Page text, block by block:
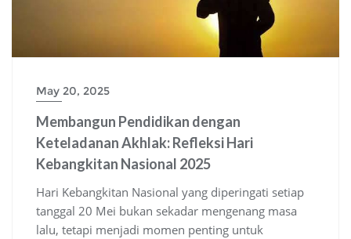
May 20, 2025
Membangun Pendidikan dengan
Keteladanan Akhlak: Refleksi Hari
Kebangkitan Nasional 2025
Hari Kebangkitan Nasional yang diperingati setiap
tanggal 20 Mei bukan sekadar mengenang masa
lalu, tetapi menjadi momen penting untuk